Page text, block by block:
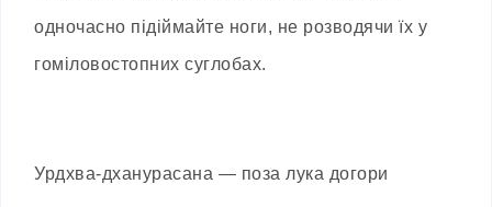
одночасно підіймайте ноги, не розводячи їх у
гоміловостопних суглобах.
Урдхва-дханурасана — поза лука догори